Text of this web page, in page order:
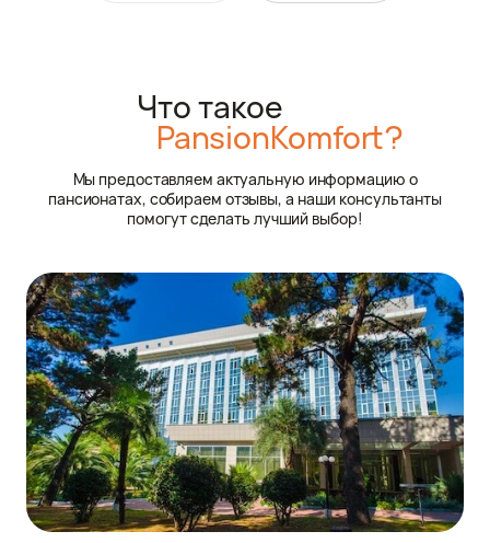
Что такое
PansionKomfort?
Мы предоставляем актуальную информацию о
пансионатах, собираем отзывы, а наши консультанты
помогут сделать лучший выбор!